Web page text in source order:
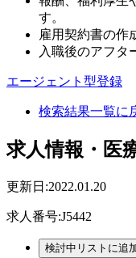
す。
雇用契約書の作
入職後のアフタ
エージェント型登録
検索結果一覧に
求人情報・医
更新日:2022.01.20
求人番号:J5442